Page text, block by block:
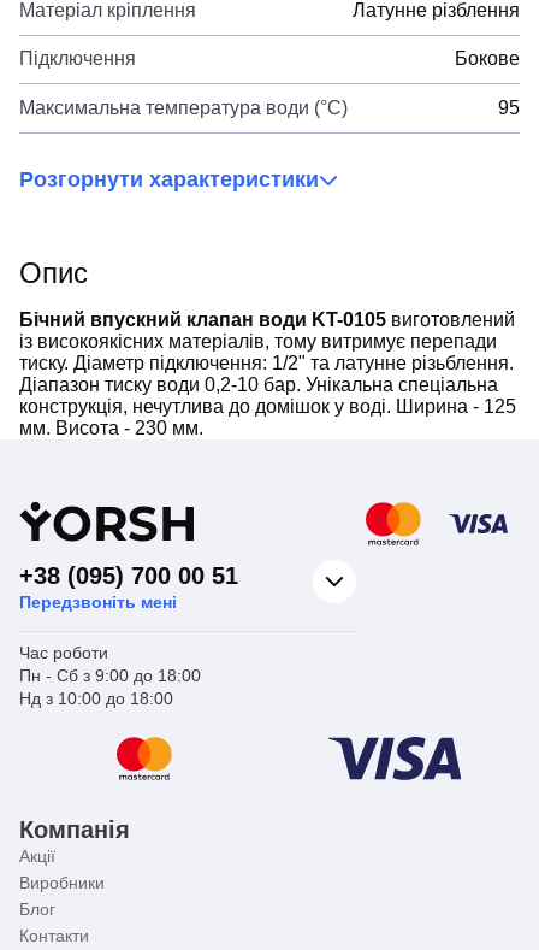
Матеріал кріплення Латунне різблення
Підключення Бокове
Максимальна температура води (°C) 95
Розгорнути характеристики
Опис
Бічний впускний клапан води KT-0105 виготовлений
із високоякісних матеріалів, тому витримує перепади
тиску. Діаметр підключення: 1/2" та латунне різьблення.
Діапазон тиску води 0,2-10 бар. Унікальна спеціальна
конструкція, нечутлива до домішок у воді. Ширина - 125
мм. Висота - 230 мм.
YORSH
+38 (095) 700 00 51
Передзвоніть мені
Час роботи
Пн - Сб з 9:00 до 18:00
Нд з 10:00 до 18:00
Компанія
Акції
Виробники
Блог
Контакти